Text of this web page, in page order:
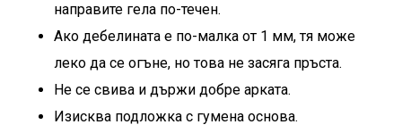
направите гела по-течен.
Ако дебелината е по-малка от 1 мм, тя може
леко да се огъне, но това не засяга пръста.
Не се свива и държи добре арката.
Изисква подложка с гумена основа.